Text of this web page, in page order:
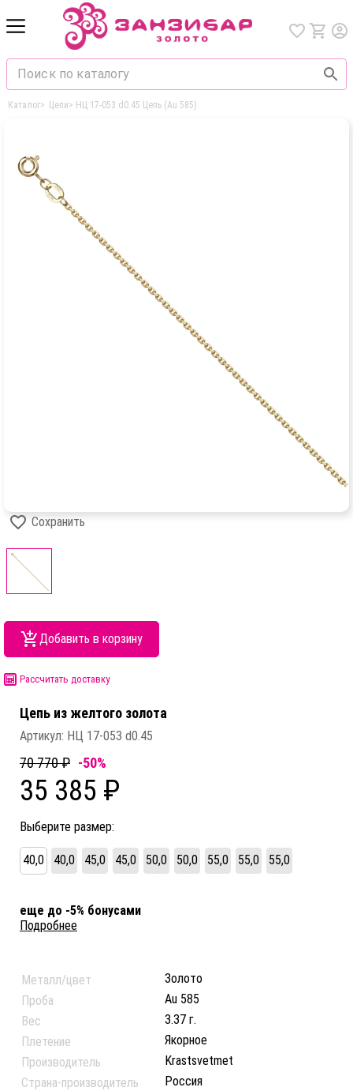
Каталог> Цепи> НЦ 17-053 d0.45 Цепь (Au 585)
Сохранить
Добавить в корзину
Рассчитать доставку
Цепь из желтого золота
Артикул: НЦ 17-053 d0.45
70 770 ₽ -50%
35 385 ₽
Выберите размер:
40,0 40,0 45,0 45,0 50,0 50,0 55,0 55,0 55,0
еще до -5% бонусами
Подробнее
Металл/цвет
Золото
Проба
Au 585
Вес
3.37 г.
Плетение
Якорное
Производитель
Krastsvetmet
Страна-производитель
Россия